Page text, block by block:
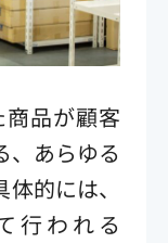
品が顧客
、あらゆる
的には、
行われる